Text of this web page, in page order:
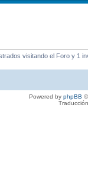
visitando el Foro y 1
Powered by phpBB